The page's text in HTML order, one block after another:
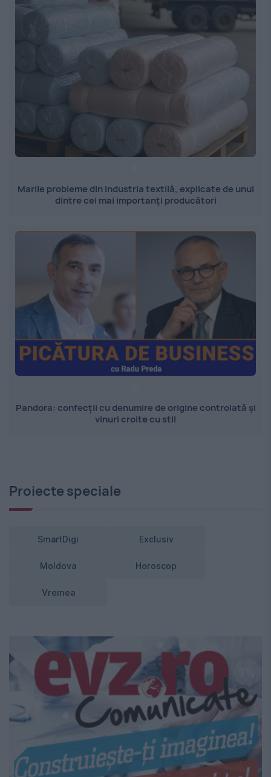
Marile probleme din industria textilă, explicate de unul
dintre cei mai importanți producători
Pandora: confecții cu denumire de origine controlată și
vinuri croite cu stil
Proiecte speciale
SmartDigi Exclusiv
Moldova Horoscop
Vremea